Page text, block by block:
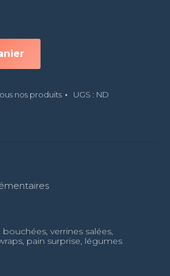
nos produits UGS : ND
verrines salées,
pain surprise, légumes